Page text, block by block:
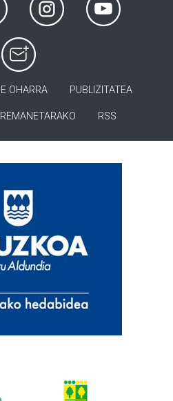
OHARRA PUBLIZITATEA
RSS